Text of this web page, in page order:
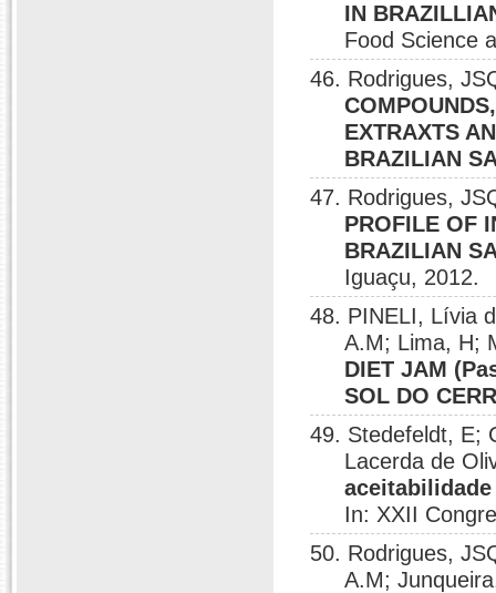
IN
Food Science
46. Rodrigues,
EXTRAXTS
BRAZILIAN
47. Rodrigues,
PROFILE OF
BRAZILIAN
Iguaçu, 2012.
48. PINELI, Lívia
A.M; Lima, H;
DIET JAM
SOL DO
49. Stedefeldt, E;
Lacerda de
In: XXII
50. Rodrigues,
A.M;